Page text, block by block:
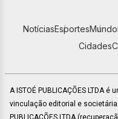
NotíciasEsportesMundo
Cidades
A ISTOÉ PUBLICAÇÕES LTDA
vinculação editorial e societária
PUBLICACÕES LTDA